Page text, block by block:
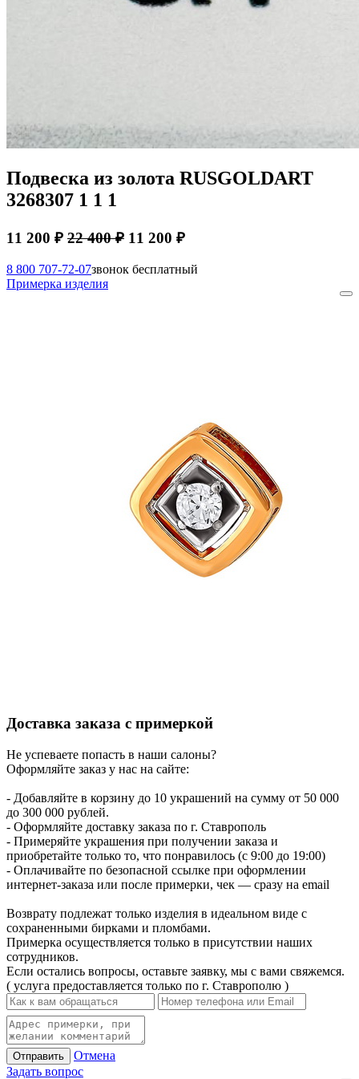
Подвеска из золота RUSGOLDART
3268307 1 1 1
11 200 ₽ 22 400 ₽ 11 200 ₽
8 800 707-72-07звонок бесплатный
Примерка изделия
Доставка заказа с примеркой
Не успеваете попасть в наши салоны?
Оформляйте заказ у нас на сайте:
- Добавляйте в корзину до 10 украшений на сумму от 50 000
до 300 000 рублей.
- Оформляйте доставку заказа по г. Ставрополь
- Примеряйте украшения при получении заказа и
приобретайте только то, что понравилось (с 9:00 до 19:00)
- Оплачивайте по безопасной ссылке при оформлении
интернет-заказа или после примерки, чек — сразу на email
Возврату подлежат только изделия в идеальном виде с
сохраненными бирками и пломбами.
Примерка осуществляется только в присутствии наших
сотрудников.
Если остались вопросы, оставьте заявку, мы с вами свяжемся.
( услуга предоставляется только по г. Ставрополю )
Отправить
Отмена
Задать вопрос